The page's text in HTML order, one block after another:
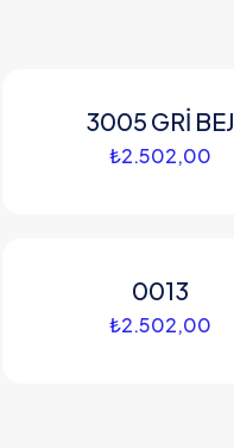
3005 GRİ BEJ
₺2.502,00
0013
₺2.502,00